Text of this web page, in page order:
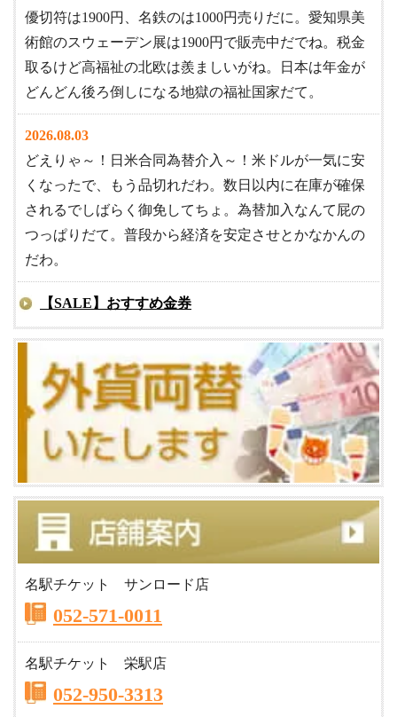
優切符は1900円、名鉄のは1000円売りだに。愛知県美
術館のスウェーデン展は1900円で販売中だでね。税金
取るけど高福祉の北欧は羨ましいがね。日本は年金が
どんどん後ろ倒しになる地獄の福祉国家だて。
2026.08.03
どえりゃ～！日米合同為替介入～！米ドルが一気に安
くなったで、もう品切れだわ。数日以内に在庫が確保
されるでしばらく御免してちょ。為替加入なんて屁の
つっぱりだて。普段から経済を安定させとかなかんの
だわ。
【SALE】おすすめ金券
名駅チケット サンロード店
052-571-0011
名駅チケット 栄駅店
052-950-3313